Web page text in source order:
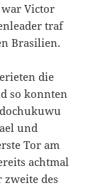
Victor
traf
Brasilien.
die
so konnten
und
Tor am
achtmal
des